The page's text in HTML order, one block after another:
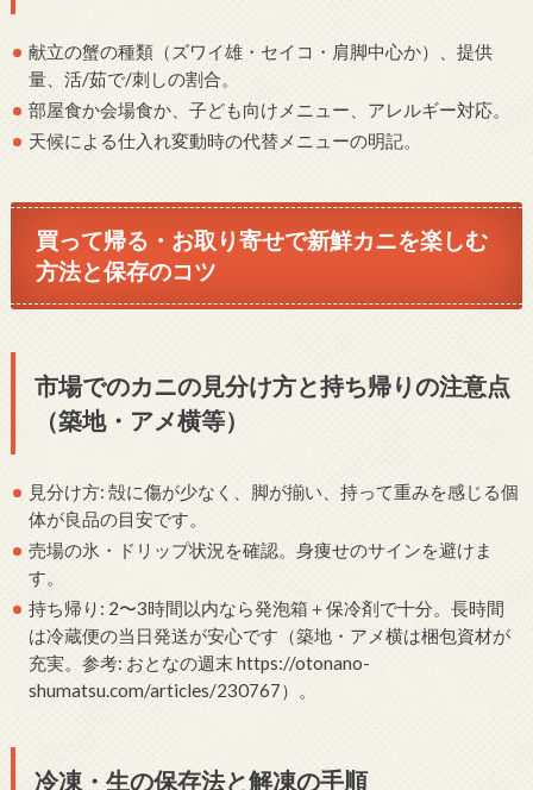
献立の蟹の種類（ズワイ雄・セイコ・肩脚中心か）、提供
量、活/茹で/刺しの割合。
部屋食か会場食か、子ども向けメニュー、アレルギー対応。
天候による仕入れ変動時の代替メニューの明記。
買って帰る・お取り寄せで新鮮カニを楽しむ
方法と保存のコツ
市場でのカニの見分け方と持ち帰りの注意点
（築地・アメ横等）
見分け方: 殻に傷が少なく、脚が揃い、持って重みを感じる個
体が良品の目安です。
売場の氷・ドリップ状況を確認。身痩せのサインを避けま
す。
持ち帰り: 2〜3時間以内なら発泡箱＋保冷剤で十分。長時間
は冷蔵便の当日発送が安心です（築地・アメ横は梱包資材が
充実。参考: おとなの週末 https://otonano-
shumatsu.com/articles/230767）。
冷凍・生の保存法と解凍の手順